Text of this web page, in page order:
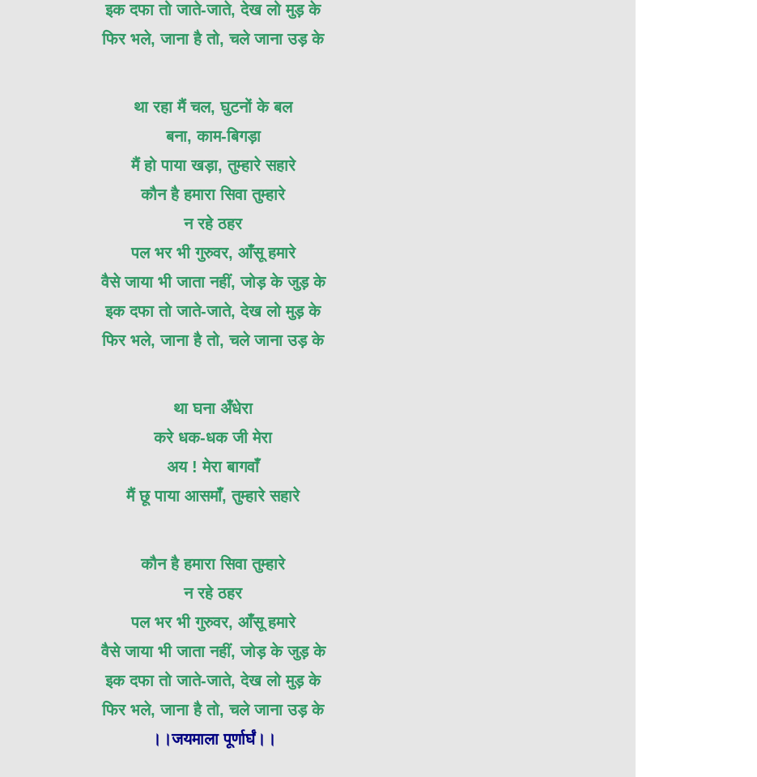
इक दफा तो जाते-जाते, देख लो मुड़ के
फिर भले, जाना है तो, चले जाना उड़ के
था रहा मैं चल, घुटनों के बल
बना, काम-बिगड़ा
मैं हो पाया खड़ा, तुम्हारे सहारे
कौन है हमारा सिवा तुम्हारे
न रहे ठहर
पल भर भी गुरुवर, आँसू हमारे
वैसे जाया भी जाता नहीं, जोड़ के जुड़ के
इक दफा तो जाते-जाते, देख लो मुड़ के
फिर भले, जाना है तो, चले जाना उड़ के
था घना अँधेरा
करे धक-धक जी मेरा
अय ! मेरा बागवाँ
मैं छू पाया आसमाँ, तुम्हारे सहारे
कौन है हमारा सिवा तुम्हारे
न रहे ठहर
पल भर भी गुरुवर, आँसू हमारे
वैसे जाया भी जाता नहीं, जोड़ के जुड़ के
इक दफा तो जाते-जाते, देख लो मुड़ के
फिर भले, जाना है तो, चले जाना उड़ के
।।जयमाला पूर्णार्घं।।